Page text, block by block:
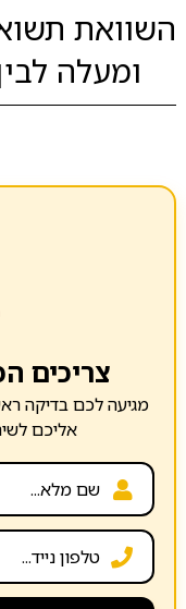
ומעלה
צריכים
מגיעה לכם בדיקה
אליכם